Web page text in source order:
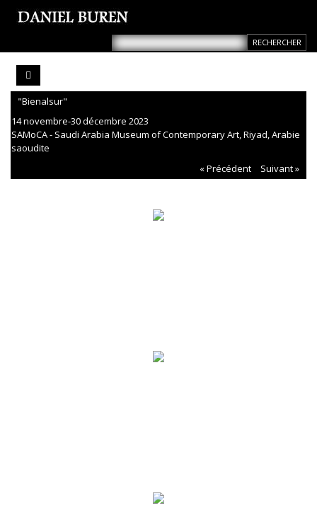
"Bienalsur"
14 novembre-30 décembre 2023
SAMoCA - Saudi Arabia Museum of Contemporary Art, Riyad, Arabie
saoudite
« Précédent
Suivant »